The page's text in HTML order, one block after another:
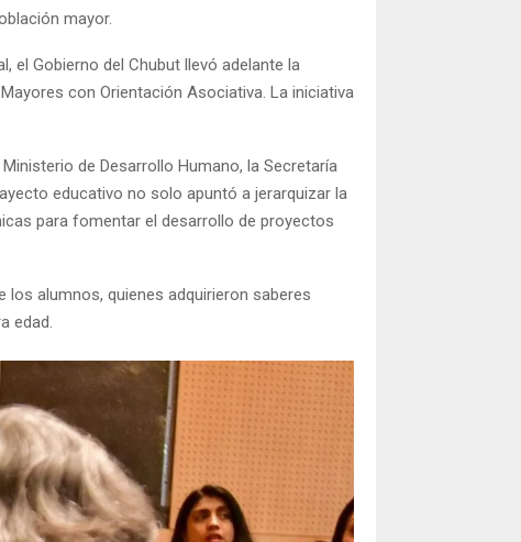
mayor.
Gobierno del Chubut llevó adelante la
con Orientación Asociativa. La iniciativa
de Desarrollo Humano, la Secretaría
educativo no solo apuntó a jerarquizar la
para fomentar el desarrollo de proyectos
alumnos, quienes adquirieron saberes
edad.